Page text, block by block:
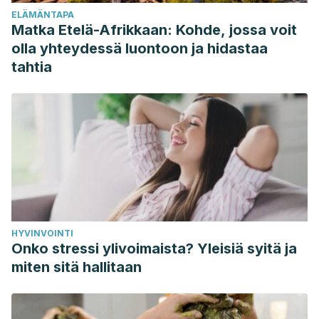
http://loyolamedicine.adam.com/content.aspx?
productid=118&isarticlelink=false&pid=5&gid=000799
Li Canessa, A.
(2014). Síndrome Postconmocional y su
https://www.scielo.sa.cr/scielo.php?
pid=S1409-00152014000200006&script=sci_arttext
ELÄMÄNTAPA
Matka Etelä-Afrikkaan: Kohde, jossa voit
olla yhteydessä luontoon ja hidastaa
tahtia
HYVINVOINTI
Onko stressi ylivoimaista? Yleisiä syitä ja
miten sitä hallitaan